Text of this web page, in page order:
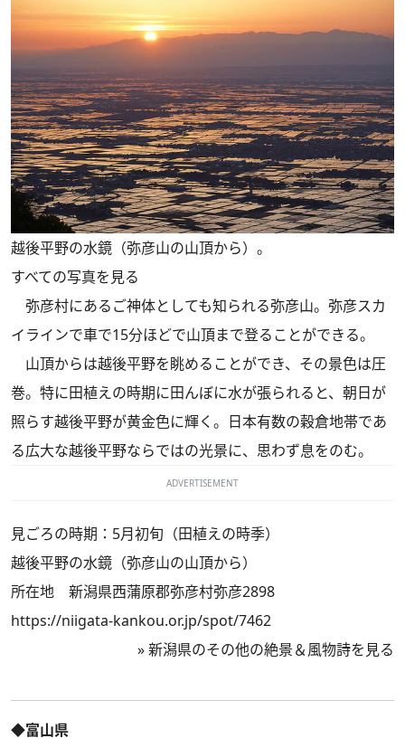
越後平野の水鏡（弥彦山の山頂から）。
すべての写真を見る
弥彦村にあるご神体としても知られる弥彦山。弥彦スカ
イラインで車で15分ほどで山頂まで登ることができる。
山頂からは越後平野を眺めることができ、その景色は圧
巻。特に田植えの時期に田んぼに水が張られると、朝日が
照らす越後平野が黄金色に輝く。日本有数の穀倉地帯であ
る広大な越後平野ならではの光景に、思わず息をのむ。
ADVERTISEMENT
見ごろの時期：5月初旬（田植えの時季）
越後平野の水鏡（弥彦山の山頂から）
所在地 新潟県西蒲原郡弥彦村弥彦2898
https://niigata-kankou.or.jp/spot/7462
»新潟県のその他の絶景＆風物詩を見る
◆富山県